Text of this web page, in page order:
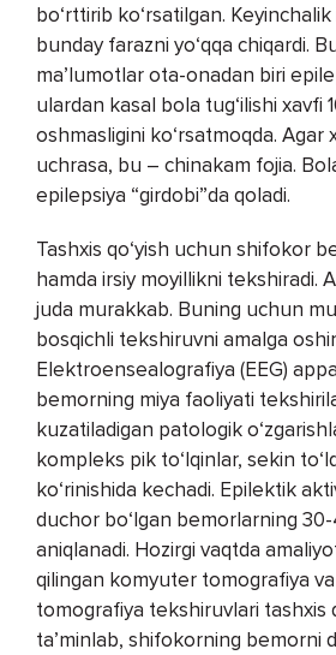
bo‘rttirib ko‘rsatilgan.
bunday farazni yo‘qqa chiqardi.
ma’lumotlar ota-onadan biri
ulardan kasal bola tug‘ilishi xavfi
oshmasligini ko‘rsatmoqda. Agar
uchrasa, bu – chinakam fojia.
epilepsiya “girdobi”da qoladi.
Tashxis qo‘yish uchun shifokor
hamda irsiy moyillikni tekshiradi.
juda murakkab. Buning uchun
bosqichli tekshiruvni amalga
Elektroensealografiya (EEG)
bemorning miya faoliyati
kuzatiladigan patologik
kompleks pik to‘lqinlar, sekin
ko‘rinishida kechadi. Epilektik
duchor bo‘lgan bemorlarning
aniqlanadi. Hozirgi vaqtda
qilingan komyuter tomografiya
tomografiya tekshiruvlari tashxis
ta’minlab, shifokorning bemorni